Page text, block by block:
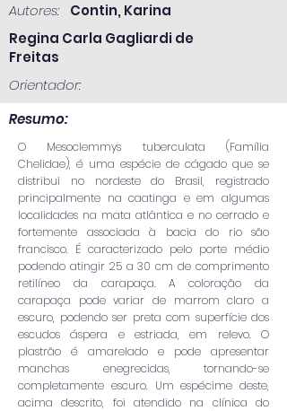
Autores:
Contin, Karina
Regina Carla Gagliardi de
Freitas
Orientador:
Resumo:
O Mesoclemmys tuberculata (Família
Chelidae), é uma espécie de cágado que se
distribui no nordeste do Brasil, registrado
principalmente na caatinga e em algumas
localidades na mata atlântica e no cerrado e
fortemente associada à bacia do rio são
francisco. É caracterizado pelo porte médio
podendo atingir 25 a 30 cm de comprimento
retilíneo da carapaça. A coloração da
carapaça pode variar de marrom claro a
escuro, podendo ser preta com superfície dos
escudos áspera e estriada, em relevo. O
plastrão é amarelado e pode apresentar
manchas enegrecidas, tornando-se
completamente escuro. Um espécime deste,
acima descrito, foi atendido na clínica do